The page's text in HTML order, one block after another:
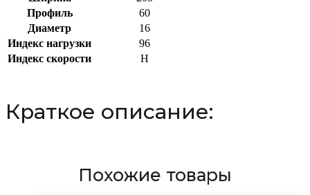
Профиль
60
Диаметр
16
Индекс нагрузки
96
Индекс скорости
H
Краткое описание:
Похожие товары